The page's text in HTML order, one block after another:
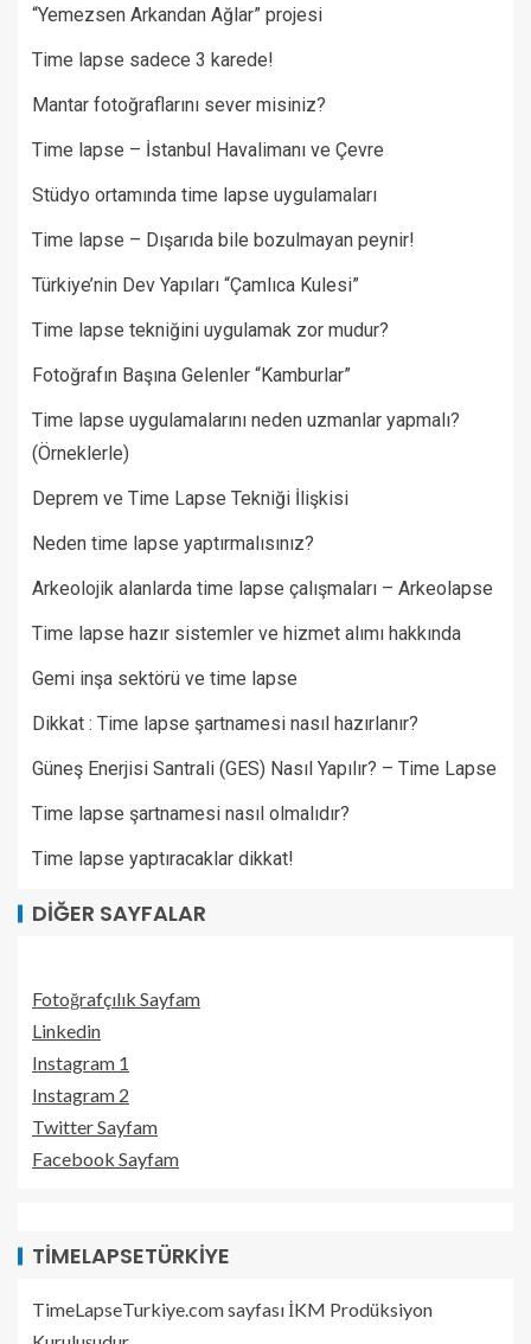
“Yemezsen Arkandan Ağlar” projesi
Time lapse sadece 3 karede!
Mantar fotoğraflarını sever misiniz?
Time lapse – İstanbul Havalimanı ve Çevre
Stüdyo ortamında time lapse uygulamaları
Time lapse – Dışarıda bile bozulmayan peynir!
Türkiye’nin Dev Yapıları “Çamlıca Kulesi”
Time lapse tekniğini uygulamak zor mudur?
Fotoğrafın Başına Gelenler “Kamburlar”​
Time lapse uygulamalarını neden uzmanlar yapmalı?
(Örneklerle)
Deprem ve Time Lapse Tekniği İlişkisi
Neden time lapse yaptırmalısınız?
Arkeolojik alanlarda time lapse çalışmaları – Arkeolapse
Time lapse hazır sistemler ve hizmet alımı hakkında
Gemi inşa sektörü ve time lapse
Dikkat : Time lapse şartnamesi nasıl hazırlanır?
Güneş Enerjisi Santrali (GES) Nasıl Yapılır? – Time Lapse
Time lapse şartnamesi nasıl olmalıdır?
Time lapse yaptıracaklar dikkat!
DIĞER SAYFALAR
Fotoğrafçılık Sayfam
Linkedin
Instagram 1
Instagram 2
Twitter Sayfam
Facebook Sayfam
TIMELAPSETÜRKIYE
TimeLapseTurkiye.com sayfası İKM Prodüksiyon